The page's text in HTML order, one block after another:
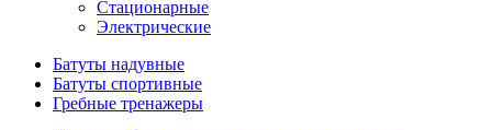
Стационарные
Электрические
Батуты надувные
Батуты спортивные
Гребные тренажеры